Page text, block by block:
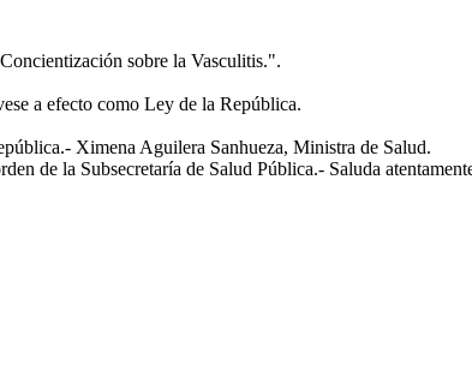
sobre la Vasculitis.".
a efecto como Ley de la República.
Ximena Aguilera Sanhueza, Ministra de Salud.
de la Subsecretaría de Salud Pública.- Saluda